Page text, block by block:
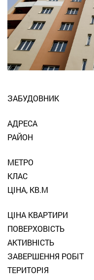
ЗАБУДОВНИК
АДРЕСА
РАЙОН
МЕТРО
КЛАС
ЦІНА, КВ.М
ЦІНА КВАРТИРИ
ПОВЕРХОВІСТЬ
АКТИВНІСТЬ
ЗАВЕРШЕННЯ РОБІТ
ТЕРИТОРІЯ